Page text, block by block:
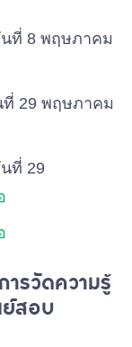
ที่ 8 พฤษภาคม
29 พฤษภาคม
ที่ 29
รวัดความรู้
ย์สอบ